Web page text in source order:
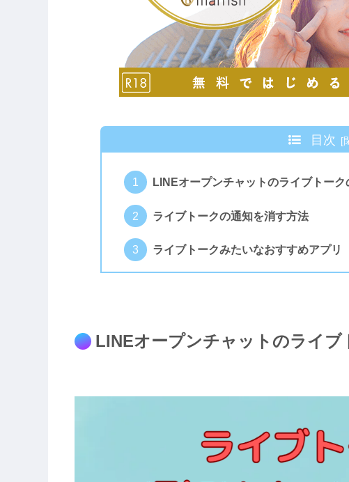
目次
LINEオープンチャットのライブトーク
ライブトークの通知を消す方法
ライブトークみたいなおすすめアプリ
LINEオープンチャットのライブ